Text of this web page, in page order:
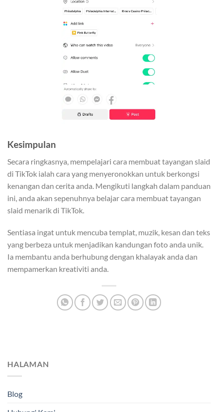
Kesimpulan
Secara ringkasnya, mempelajari cara membuat tayangan slaid
di TikTok ialah cara yang menyeronokkan untuk berkongsi
kenangan dan cerita anda. Mengikuti langkah dalam panduan
ini, anda akan sepenuhnya belajarcara membuat tayangan
slaid menarik di TikTok.
Sentiasa ingat untuk mencuba templat, muzik, kesan dan teks
yang berbeza untuk menjadikan kandungan foto anda unik.
Ia membantu anda berhubung dengan khalayak anda dan
mempamerkan kreativiti anda.
HALAMAN
Blog